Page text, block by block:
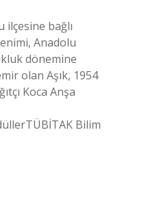
ilçesine bağlı
Anadolu
dönemine
olan Aşık, 1954
Koca Anşa
Bilim